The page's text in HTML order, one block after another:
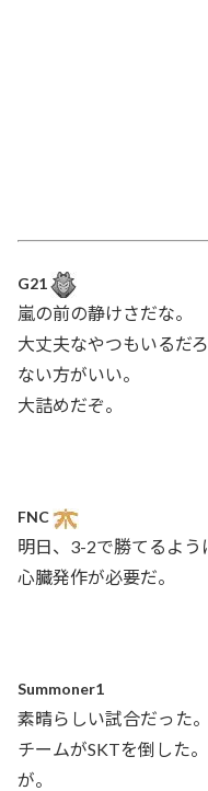
G21
嵐の前の静けさだな。
大丈夫なやつもいるだ
ない方がいい。
大詰めだぞ。
FNC
明日、3-2で勝てるよう
心臓発作が必要だ。
Summoner1
素晴らしい試合だった
チームがSKTを倒した
が。